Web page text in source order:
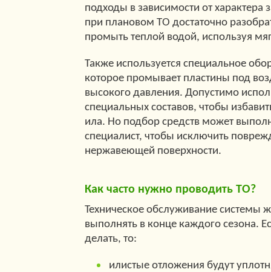
подходы в зависимости от характера
при плановом ТО достаточно
промыть теплой водой, используя
Также используется специальное
которое промывает пластины под
высокого давления. Допустимо
специальных составов, чтобы
ила. Но подбор средств может
специалист, чтобы исключить
нержавеющей поверхности.
Как часто нужно проводить ТО?
Техническое обслуживание системы
выполнять в конце каждого сезона.
делать, то:
илистые отложения будут